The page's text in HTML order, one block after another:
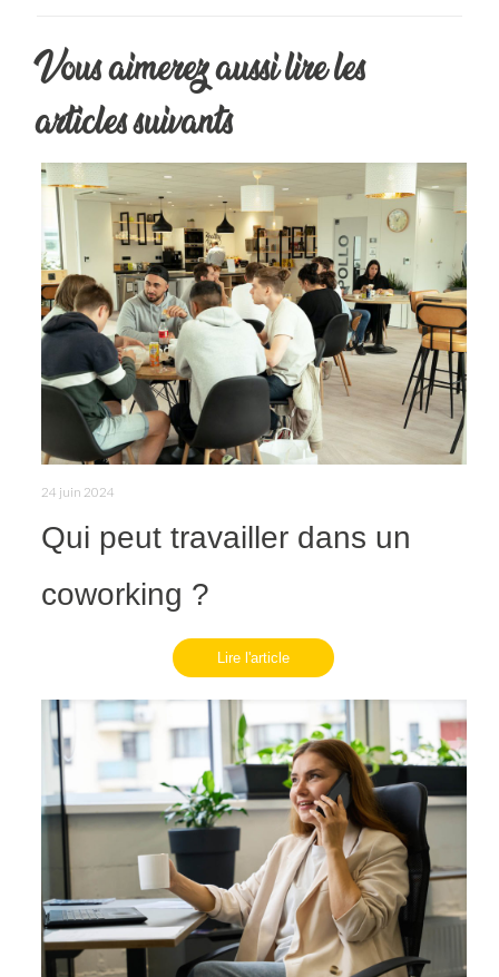
Vous aimerez aussi lire les
articles suivants
24 juin 2024
Qui peut travailler dans un
coworking ?
Lire l'article